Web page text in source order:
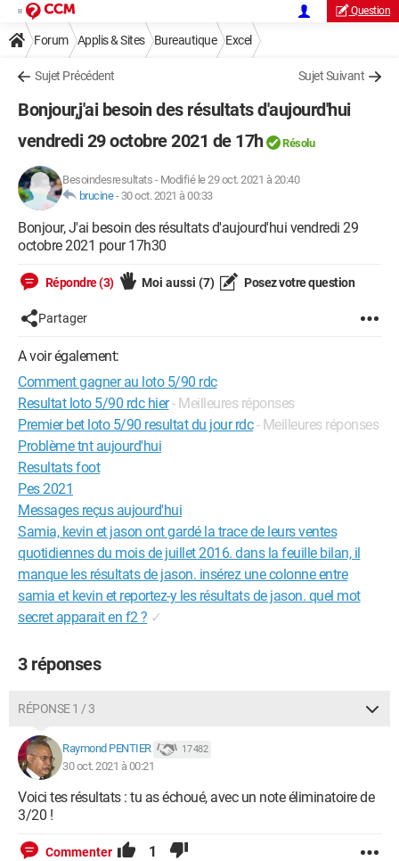
Question
Forum Applis & Sites Bureautique Excel
Sujet Précédent Sujet Suivant
Bonjour,j'ai besoin des résultats d'aujourd'hui
vendredi 29 octobre 2021 de 17h
Résolu
Besoindesresultats - Modifié le 29 oct. 2021 à 20:40
brucine- 30 oct. 2021 à 00:33
Bonjour, J'ai besoin des résultats d'aujourd'hui vendredi 29
octobre 2021 pour 17h30
Répondre (3) Moi aussi (7) Posez votre question
Partager
A voir également:
Comment gagner au loto 5/90 rdc
Resultat loto 5/90 rdc hier- Meilleures réponses
Premier bet loto 5/90 resultat du jour rdc - Meilleures réponses
Problème tnt aujourd'hui
Resultats foot
Pes 2021
Messages reçus aujourd'hui
Samia, kevin et jason ont gardé la trace de leurs ventes
quotidiennes du mois de juillet 2016. dans la feuille bilan, il
manque les résultats de jason. insérez une colonne entre
samia et kevin et reportez-y les résultats de jason. quel mot
secret apparait en f2 ? ✓
3 réponses
RÉPONSE 1 / 3
Raymond PENTIER 17 482
30 oct. 2021 à 00:21
Voici tes résultats : tu as échoué, avec un note éliminatoire de
3/20 !
Commenter 1